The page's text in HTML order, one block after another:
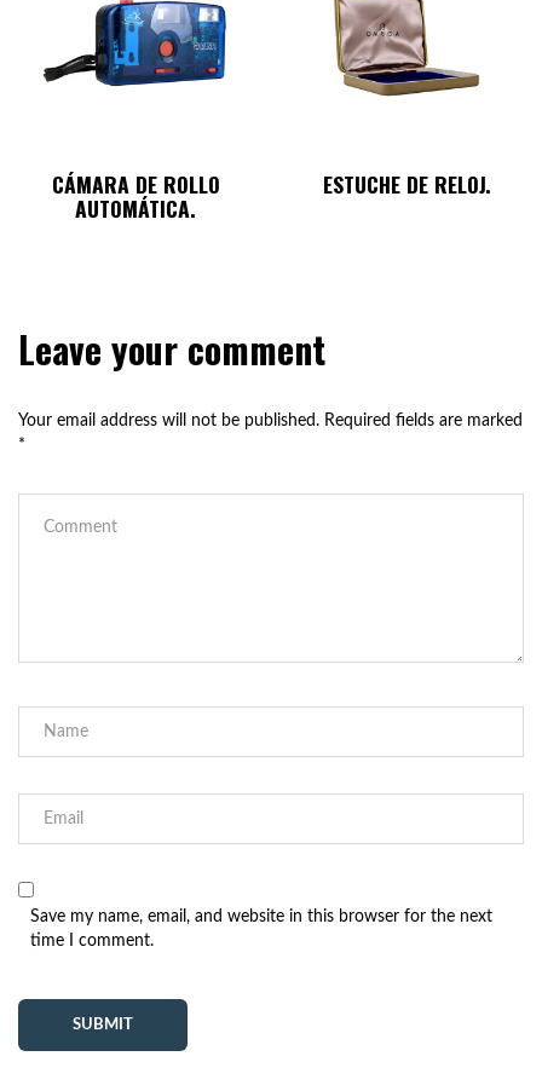
CÁMARA DE ROLLO
AUTOMÁTICA.
ESTUCHE DE RELOJ.
Leave your comment
Your email address will not be published. Required fields are marked
*
Save my name, email, and website in this browser for the next
time I comment.